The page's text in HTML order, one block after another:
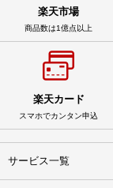
楽天市場
商品数は1億点以上
楽天カード
スマホでカンタン申込
サービス一覧